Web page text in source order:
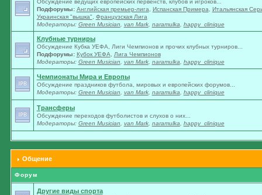
Обсуждение ведущих европейских первенств, клубов и игроков...
Подфорумы: Английская премьер-лига Испанская Примера
Итальянская
Украинская "вышка"
Французская Лига
Модераторы: Green Musician van Mark, naramulka happy_clinique
Клубные турниры
Обсуждение Кубка УЕФА, Лиги Чемпионов и прочих клубных турниров...
Подфорумы: Кубок УЕФА
Лига Чемпионов
Модераторы: Green Musician van Mark, naramulka happy_clinique
Чемпионаты Мира и Европы
Обсуждение праздников футбола, мировых и европейских форумов...
Модераторы: Green Musician van Mark, naramulka happy_clinique
Трансферы
Обсуждение переходов футболистов и слухов о них...
Модераторы: Green Musician van Mark, naramulka happy_clinique
Общение
Форум
Другие виды спорта